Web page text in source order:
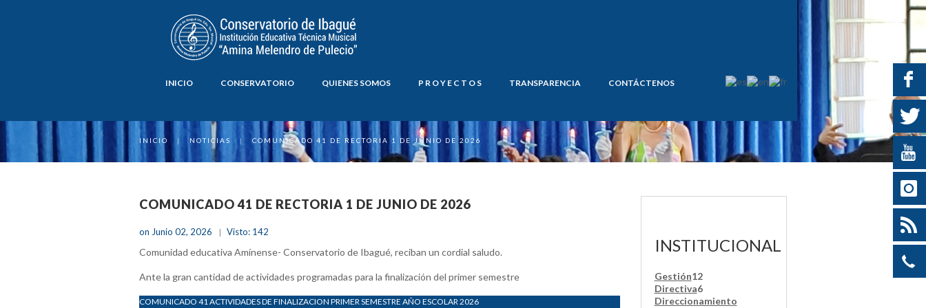
INICIO CONSERVATORIO QUIENES SOMOS P R O Y E C T O S TRANSPARENCIA CONTÁCTENOS
INICIO | NOTICIAS | COMUNICADO 41 DE RECTORIA 1 DE JUNIO DE 2026
COMUNICADO 41 DE RECTORIA 1 DE JUNIO DE 2026
on Junio 02, 2026 Visto: 142
Comunidad educativa Amínense- Conservatorio de Ibagué, reciban un cordial saludo.
Ante la gran cantidad de actividades programadas para la finalización del primer semestre
COMUNICADO 41 ACTIVIDADES DE FINALIZACION PRIMER SEMESTRE AÑO ESCOLAR 2026
INSTITUCIONAL
Gestión12
Directiva6
Direccionamiento